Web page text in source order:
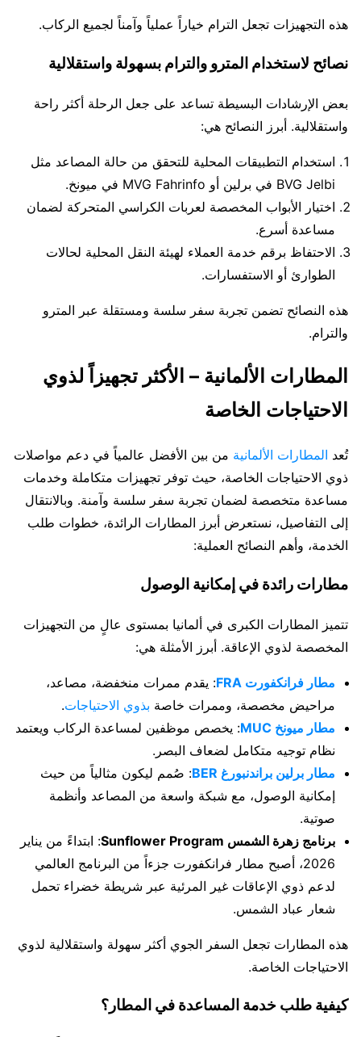
هذه التجهيزات تجعل الترام خياراً عملياً وآمناً لجميع الركاب.
نصائح لاستخدام المترو والترام بسهولة واستقلالية
بعض الإرشادات البسيطة تساعد على جعل الرحلة أكثر راحة
واستقلالية. أبرز النصائح هي:
استخدام التطبيقات المحلية للتحقق من حالة المصاعد مثل
BVG Jelbi في برلين أو MVG Fahrinfo في ميونخ.
اختيار الأبواب المخصصة لعربات الكراسي المتحركة لضمان
مساعدة أسرع.
الاحتفاظ برقم خدمة العملاء لهيئة النقل المحلية لحالات
الطوارئ أو الاستفسارات.
هذه النصائح تضمن تجربة سفر سلسة ومستقلة عبر المترو
والترام.
المطارات الألمانية – الأكثر تجهيزاً لذوي
الاحتياجات الخاصة
تُعد المطارات الألمانية من بين الأفضل عالمياً في دعم مواصلات
ذوي الاحتياجات الخاصة، حيث توفر تجهيزات متكاملة وخدمات
مساعدة متخصصة لضمان تجربة سفر سلسة وآمنة. وبالانتقال
إلى التفاصيل، نستعرض أبرز المطارات الرائدة، خطوات طلب
الخدمة، وأهم النصائح العملية:
مطارات رائدة في إمكانية الوصول
تتميز المطارات الكبرى في ألمانيا بمستوى عالٍ من التجهيزات
المخصصة لذوي الإعاقة. أبرز الأمثلة هي:
مطار فرانكفورت FRA
: يقدم ممرات منخفضة، مصاعد،
مراحيض مخصصة، وممرات خاصة بذوي الاحتياجات.
مطار ميونخ MUC
: يخصص موظفين لمساعدة الركاب ويعتمد
نظام توجيه متكامل لضعاف البصر.
مطار برلين براندنبورغ BER
: صُمم ليكون مثالياً من حيث
إمكانية الوصول، مع شبكة واسعة من المصاعد وأنظمة
صوتية.
برنامج زهرة الشمس Sunflower Program
: ابتداءً من يناير
2026، أصبح مطار فرانكفورت جزءاً من البرنامج العالمي
لدعم ذوي الإعاقات غير المرئية عبر شريطة خضراء تحمل
شعار عباد الشمس.
هذه المطارات تجعل السفر الجوي أكثر سهولة واستقلالية لذوي
الاحتياجات الخاصة.
كيفية طلب خدمة المساعدة في المطار؟